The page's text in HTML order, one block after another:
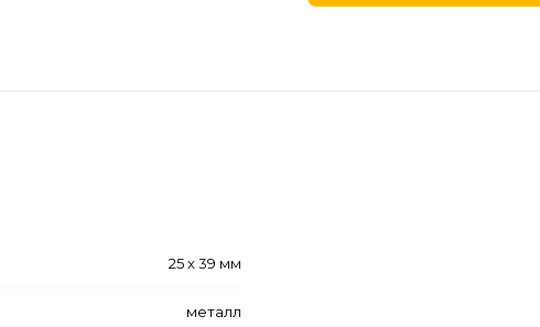
25 x 39 мм
металл